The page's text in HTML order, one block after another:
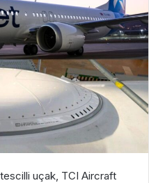
uçak, TCI Aircraft